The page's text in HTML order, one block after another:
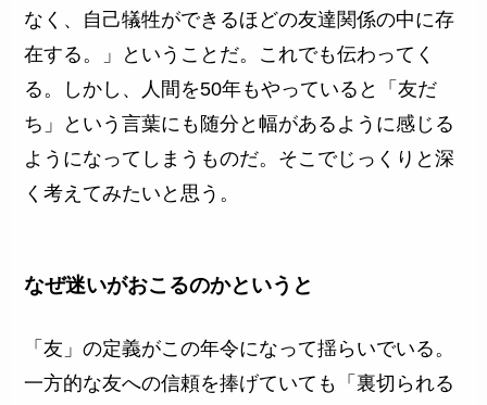
なく、自己犠牲ができるほどの友達関係の中に存
在する。」ということだ。これでも伝わってく
る。しかし、人間を50年もやっていると「友だ
ち」という言葉にも随分と幅があるように感じる
ようになってしまうものだ。そこでじっくりと深
く考えてみたいと思う。
なぜ迷いがおこるのかというと
「友」の定義がこの年令になって揺らいでいる。
一方的な友への信頼を捧げていても「裏切られる